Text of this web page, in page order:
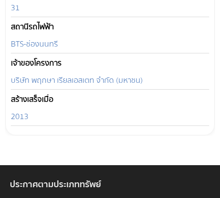
31
สถานีรถไฟฟ้า
BTS-ช่องนนทรี
เจ้าของโครงการ
บริษัท พฤกษา เรียลเอสเตท จำกัด (มหาชน)
สร้างเสร็จเมื่อ
2013
ประกาศตามประเภททรัพย์